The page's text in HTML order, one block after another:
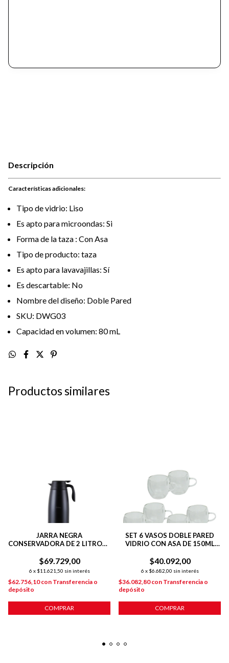
Descripción
Características adicionales:
Tipo de vidrio: Liso
Es apto para microondas: Si
Forma de la taza : Con Asa
Tipo de producto: taza
Es apto para lavavajillas: Sí
Es descartable: No
Nombre del diseño: Doble Pared
SKU: DWG03
Capacidad en volumen: 80 mL
Productos similares
JARRA NEGRA
CONSERVADORA DE 2 LITROS+
$69.729,00
6 x $11.621,50 sin interés
$62.756,10con Transferencia o
depósito
COMPRAR
SET 6 VASOS DOBLE PARED
VIDRIO CON ASA DE 150ML
$40.092,00
6 x $6.682,00 sin interés
$36.082,80con Transferencia o
depósito
COMPRAR